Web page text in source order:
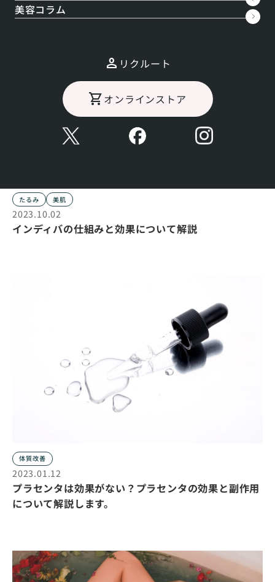
美容コラム
リクルート
オンラインストア
たるみ 美肌
2023.10.02
インディバの仕組みと効果について解説
体質改善
2023.01.12
プラセンタは効果がない？プラセンタの効果と副作用
について解説します。